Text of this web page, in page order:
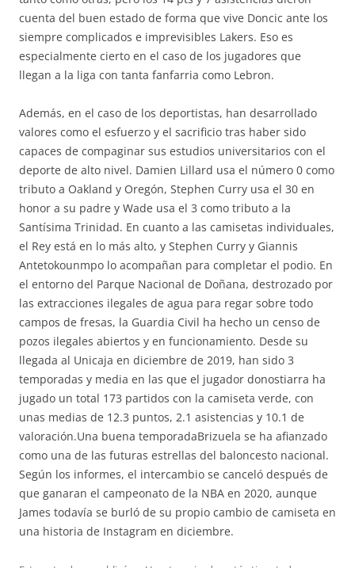
cuenta del buen estado de forma que vive Doncic ante los
siempre complicados e imprevisibles Lakers. Eso es
especialmente cierto en el caso de los jugadores que
llegan a la liga con tanta fanfarria como Lebron.
Además, en el caso de los deportistas, han desarrollado
valores como el esfuerzo y el sacrificio tras haber sido
capaces de compaginar sus estudios universitarios con el
deporte de alto nivel. Damien Lillard usa el número 0 como
tributo a Oakland y Oregón, Stephen Curry usa el 30 en
honor a su padre y Wade usa el 3 como tributo a la
Santísima Trinidad. En cuanto a las camisetas individuales,
el Rey está en lo más alto, y Stephen Curry y Giannis
Antetokounmpo lo acompañan para completar el podio. En
el entorno del Parque Nacional de Doñana, destrozado por
las extracciones ilegales de agua para regar sobre todo
campos de fresas, la Guardia Civil ha hecho un censo de
pozos ilegales abiertos y en funcionamiento. Desde su
llegada al Unicaja en diciembre de 2019, han sido 3
temporadas y media en las que el jugador donostiarra ha
jugado un total 173 partidos con la camiseta verde, con
unas medias de 12.3 puntos, 2.1 asistencias y 10.1 de
valoración.Una buena temporadaBrizuela se ha afianzado
como una de las futuras estrellas del baloncesto nacional.
Según los informes, el intercambio se canceló después de
que ganaran el campeonato de la NBA en 2020, aunque
James todavía se burló de su propio cambio de camiseta en
una historia de Instagram en diciembre.